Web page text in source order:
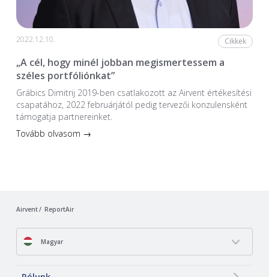
2022.12.10. Cikkek
„A cél, hogy minél jobban megismertessem a
széles portfóliónkat”
Grábics Dimitrij 2019-ben csatlakozott az Airvent értékesítési
csapatához, 2022 februárjától pedig tervezői konzulensként
támogatja partnereinket.
Tovább olvasom →
Airvent ReportAir
Magyar